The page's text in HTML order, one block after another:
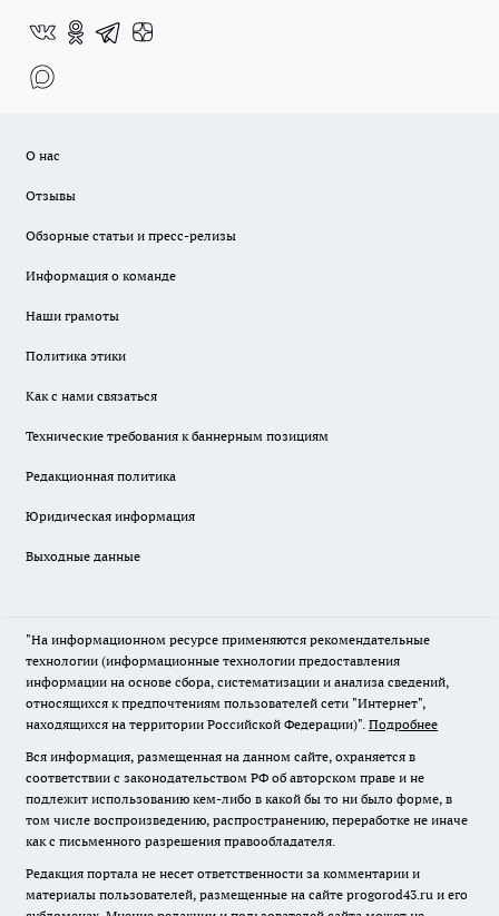
О нас
Отзывы
Обзорные статьи и пресс-релизы
Информация о команде
Наши грамоты
Политика этики
Как с нами связаться
Технические требования к баннерным позициям
Редакционная политика
Юридическая информация
Выходные данные
"На информационном ресурсе применяются рекомендательные
технологии (информационные технологии предоставления
информации на основе сбора, систематизации и анализа сведений,
относящихся к предпочтениям пользователей сети "Интернет",
находящихся на территории Российской Федерации)". Подробнее
Вся информация, размещенная на данном сайте, охраняется в
соответствии с законодательством РФ об авторском праве и не
подлежит использованию кем-либо в какой бы то ни было форме, в
том числе воспроизведению, распространению, переработке не иначе
как с письменного разрешения правообладателя.
Редакция портала не несет ответственности за комментарии и
материалы пользователей, размещенные на сайте progorod43.ru и его